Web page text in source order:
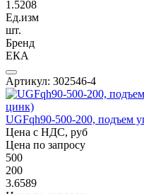
1.5208
Ед.изм
шт.
Бренд
ЕКА
Артикул: 302546-4
UGFqh90-500-200, подъем
Цена с НДС, руб
Цена по запросу
500
200
3.6589